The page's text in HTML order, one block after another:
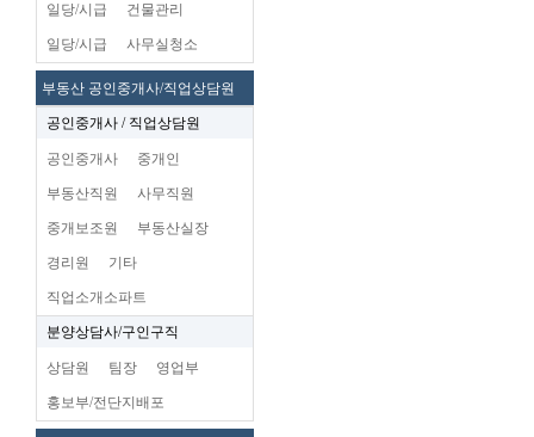
일당/시급 건물관리
일당/시급 사무실청소
부동산 공인중개사/직업상담원
공인중개사 / 직업상담원
공인중개사 중개인
부동산직원 사무직원
중개보조원 부동산실장
경리원 기타
직업소개소파트
분양상담사/구인구직
상담원 팀장 영업부
홍보부/전단지배포